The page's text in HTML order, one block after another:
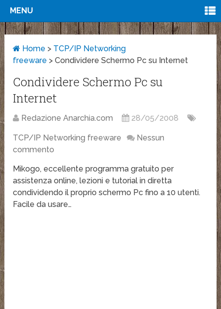
MENU
Home > TCP/IP Networking
freeware >Condividere Schermo Pc su Internet
Condividere Schermo Pc su
Internet
Redazione Anarchia.com 28/05/2008
TCP/IP Networking freeware
Nessun
commento
Mikogo, eccellente programma gratuito per
assistenza online, lezioni e tutorial in diretta
condividendo il proprio schermo Pc fino a 10 utenti.
Facile da usare…